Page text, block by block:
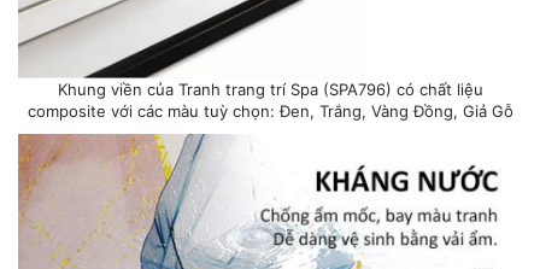
Khung viền của Tranh trang trí Spa (SPA796) có chất liệu
composite với các màu tuỳ chọn: Đen, Trắng, Vàng Đồng, Giả Gỗ